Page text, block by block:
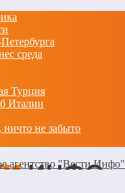
среда
Турция
Италии
не забыто
"Вести Инфо"